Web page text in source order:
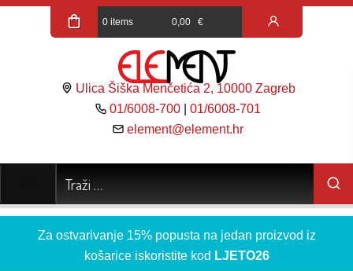
0 items 0,00 €
Ulica Šiška Menčetića 2, 10000 Zagreb
01/6008-700 |01/6008-701
element@element.hr
Za ostvarivanje 15% popusta na jedan proizvod iz
košarice iskoristite kod LJETO26